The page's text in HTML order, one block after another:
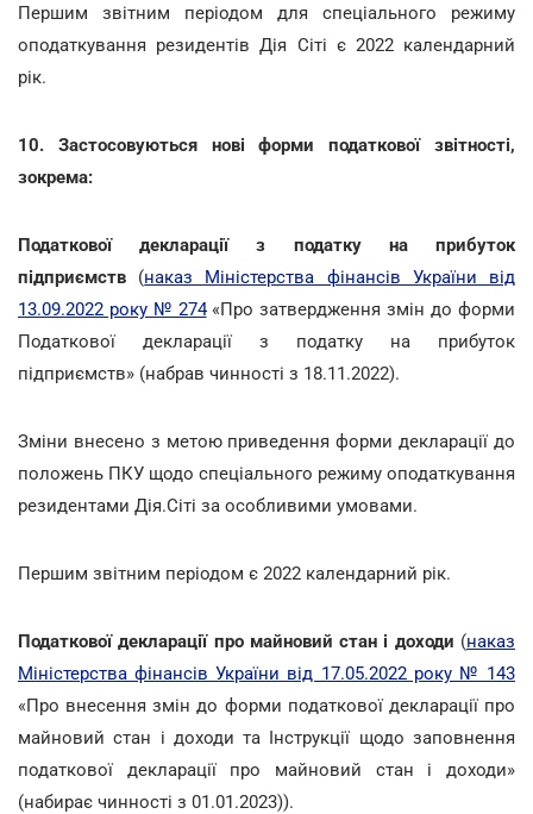
Першим звітним періодом для спеціального режиму
оподаткування резидентів Дія Сіті є 2022 календарний
рік.
10. Застосовуються нові форми податкової звітності,
зокрема:
Податкової декларації з податку на прибуток
підприємств (наказ Міністерства фінансів України від
13.09.2022 року № 274«Про затвердження змін до форми
Податкової декларації з податку на прибуток
підприємств» (набрав чинності з 18.11.2022).
Зміни внесено з метою приведення форми декларації до
положень ПКУ щодо спеціального режиму оподаткування
резидентами Дія.Сіті за особливими умовами.
Першим звітним періодом є 2022 календарний рік.
Податкової декларації про майновий стан і доходи (наказ
Міністерства фінансів України від 17.05.2022 року № 143
«Про внесення змін до форми податкової декларації про
майновий стан і доходи та Інструкції щодо заповнення
податкової декларації про майновий стан і доходи»
(набирає чинності з 01.01.2023)).